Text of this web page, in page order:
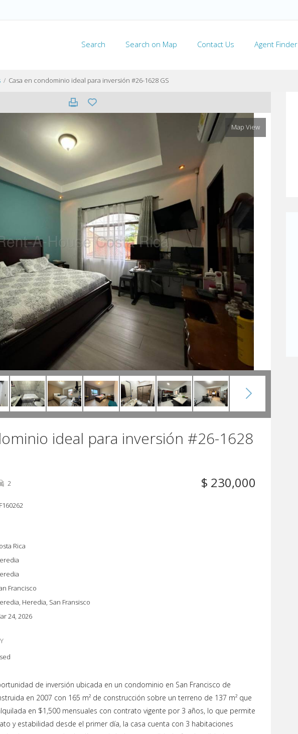
Search Search on Map Contact Us Agent Finder
Casa en condominio ideal para inversión #26-1628 GS
Map View
ideal para inversión #26-1628
$ 230,000
2
Rica
Francisco
Heredia, San Fransisco
24, 2026
de inversión ubicada en un condominio en San Francisco de
en 2007 con 165 m² de construcción sobre un terreno de 137 m² que
en $1,500 mensuales con contrato vigente por 3 años, lo que permite
y estabilidad desde el primer día, la casa cuenta con 3 habitaciones